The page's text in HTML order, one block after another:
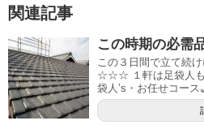
関連記事
この時期の必需
この３日間で立て続
☆☆☆ １軒は足袋人も
袋人’s・お任せコース